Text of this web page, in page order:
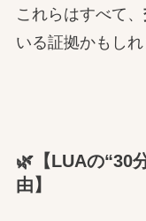
これらはすべて、
いる証拠かもしれ
🌿【LUAの“30
由】